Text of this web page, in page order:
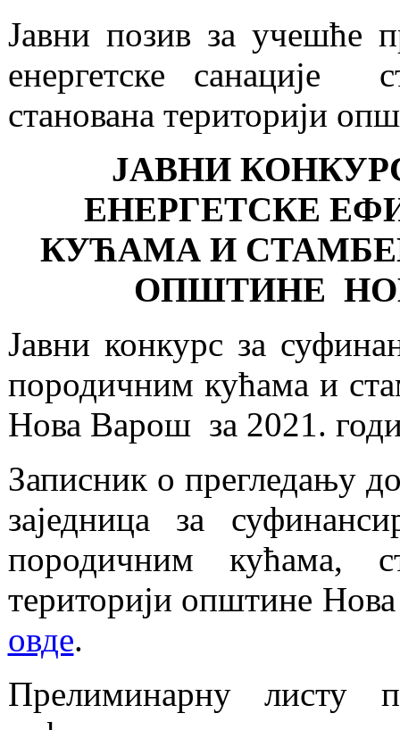
Јавни позив за учешће
енергетске санације
станована територији
ЈАВНИ
ЕНЕРГЕТСКЕ
КУЋАМА И
ОПШТИНЕ
Јавни конкурс за
породичним кућама и
Нова Варош за 2021.
Записник о прегледању
заједница за
породичним кућама,
територији општине
овде.
Прелиминарну листу